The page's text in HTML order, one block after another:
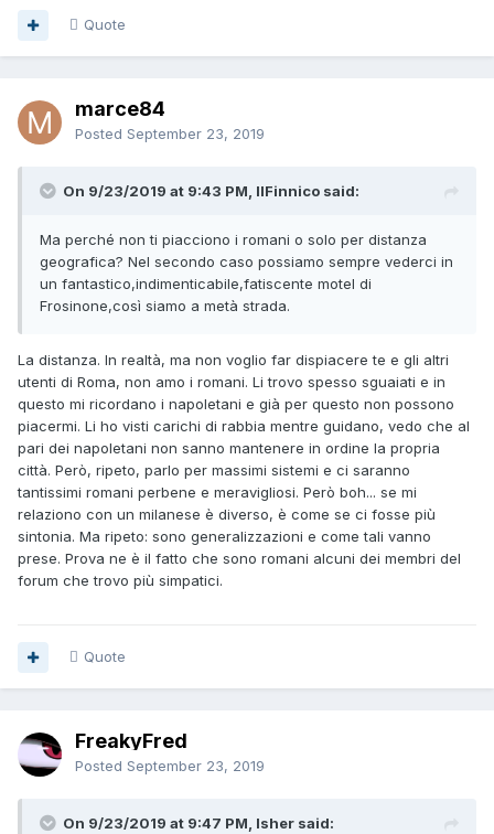
Quote
marce84
Posted September 23, 2019
On 9/23/2019 at 9:43 PM, IlFinnico said:
Ma perché non ti piacciono i romani o solo per distanza
geografica? Nel secondo caso possiamo sempre vederci in
un fantastico,indimenticabile,fatiscente motel di
Frosinone,così siamo a metà strada.
La distanza. In realtà, ma non voglio far dispiacere te e gli altri
utenti di Roma, non amo i romani. Li trovo spesso sguaiati e in
questo mi ricordano i napoletani e già per questo non possono
piacermi. Li ho visti carichi di rabbia mentre guidano, vedo che al
pari dei napoletani non sanno mantenere in ordine la propria
città. Però, ripeto, parlo per massimi sistemi e ci saranno
tantissimi romani perbene e meravigliosi. Però boh... se mi
relaziono con un milanese è diverso, è come se ci fosse più
sintonia. Ma ripeto: sono generalizzazioni e come tali vanno
prese. Prova ne è il fatto che sono romani alcuni dei membri del
forum che trovo più simpatici.
Quote
FreakyFred
Posted September 23, 2019
On 9/23/2019 at 9:47 PM, Isher said: